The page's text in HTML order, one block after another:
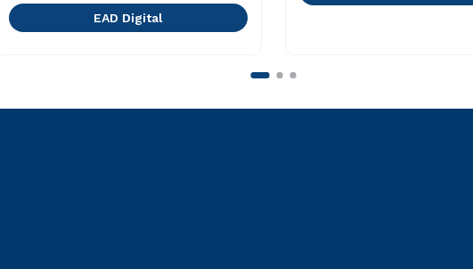
EAD Digital